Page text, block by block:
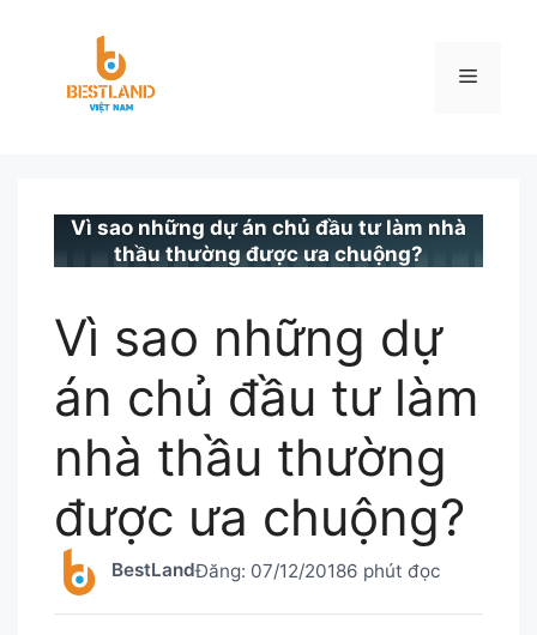
Menu
BESTLAND.VN•TIN TỨC
Vì sao những dự án chủ đầu tư làm nhà
thầu thường được ưa chuộng?
Vì sao những dự
án chủ đầu tư làm
nhà thầu thường
được ưa chuộng?
BestLandĐăng: 07/12/20186 phút đọc